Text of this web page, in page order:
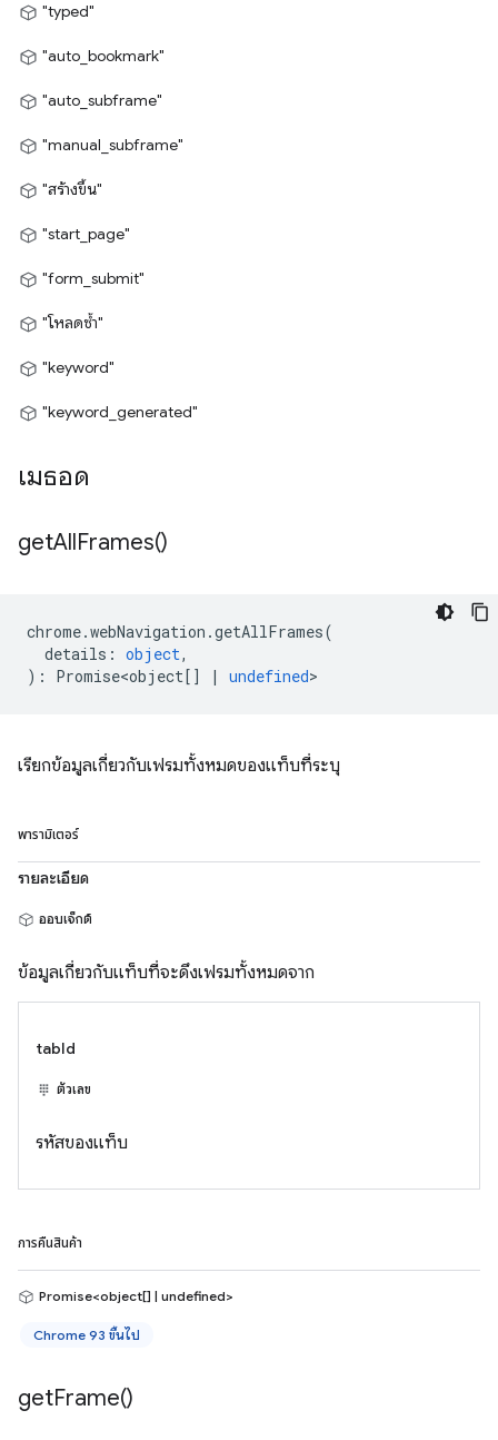
"typed"
"auto_bookmark"
"auto_subframe"
"manual_subframe"
"สร้างขึ้น"
"start_page"
"form_submit"
"โหลดซ้ำ"
"keyword"
"keyword_generated"
เมธอด
getAllFrames()
chrome.webNavigation .getAllFrames(
details : object,
) : Promise<object[] | undefined>
เรียกข้อมูลเกี่ยวกับเฟรมทั้งหมดของแท็บที่ระบุ
พารามิเตอร์
รายละเอียด
ออบเจ็กต์
ข้อมูลเกี่ยวกับแท็บที่จะดึงเฟรมทั้งหมดจาก
tabId
ตัวเลข
รหัสของแท็บ
การคืนสินค้า
Promise<object[] | undefined>
Chrome 93 ขึ้นไป
getFrame()